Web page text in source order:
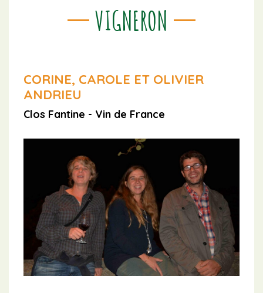
VIGNERON
CORINE, CAROLE ET OLIVIER
ANDRIEU
Clos Fantine - Vin de France